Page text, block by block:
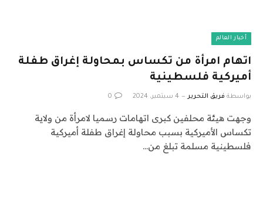
أخبار العالم
اتهام امرأة من تكساس بمحاولة إغراق طفلة
أميركية فلسطينية
بواسطة فريق التحرير 4 سبتمبر، 2024 0
وجهت هيئة محلفين كبرى اتهامات رسميا لامرأة من ولاية
تكساس الأميركية بسبب محاولة إغراق طفلة أميركية
فلسطينية مسلمة تبلغ من…